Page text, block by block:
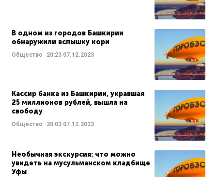
В одном из городов Башкирии
обнаружили вспышку кори
Общество 20:23 07.12.2023
Кассир банка из Башкирии, укравшая
25 миллионов рублей, вышла на
свободу
Общество 20:03 07.12.2023
Необычная экскурсия: что можно
увидеть на мусульманском кладбище
Уфы